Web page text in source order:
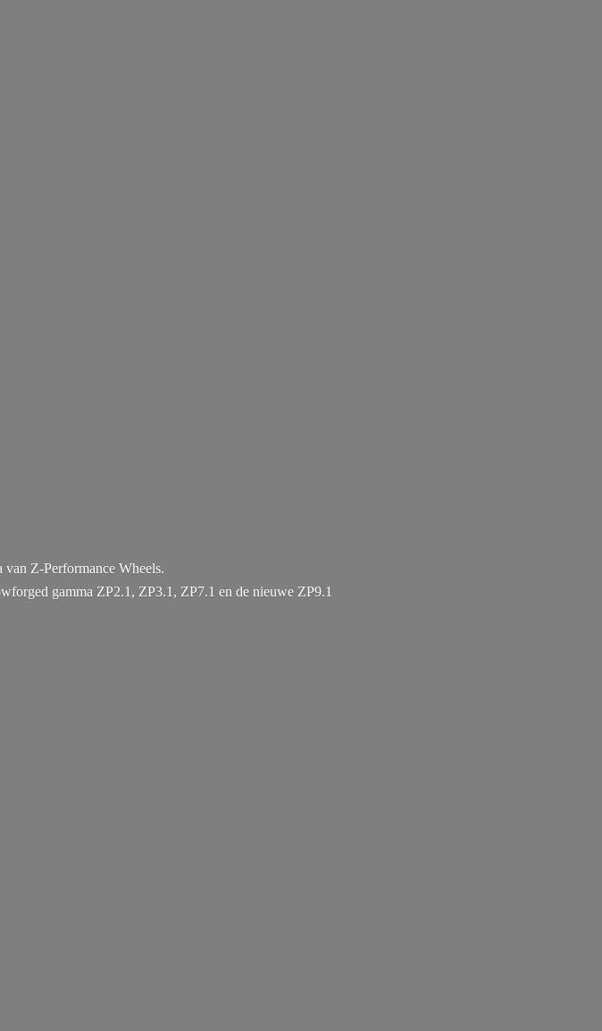
Z-Performance Wheels.
gamma ZP2.1, ZP3.1, ZP7.1 en de nieuwe ZP9.1